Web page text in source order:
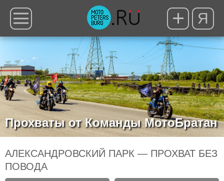
Я
Прохваты от Команды МотоБратан
АЛЕКСАНДРОВСКИЙ ПАРК — ПРОХВАТ БЕЗ
ПОВОДА